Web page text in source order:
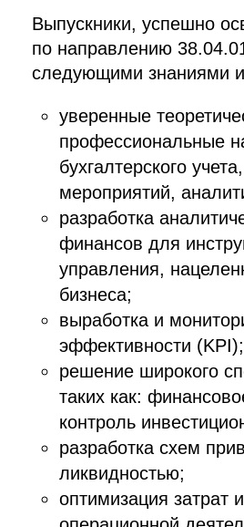
Выпускники, успешно
по направлению
следующими знаниями
уверенные
профессиональные
бухгалтерского
мероприятий,
разработка
финансов для
управления,
бизнеса;
выработка и
эффективности (KPI);
решение широкого
таких как:
контроль
разработка схем
ликвидностью;
оптимизация затрат